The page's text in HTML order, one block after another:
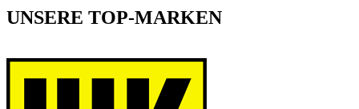
UNSERE TOP-MARKEN